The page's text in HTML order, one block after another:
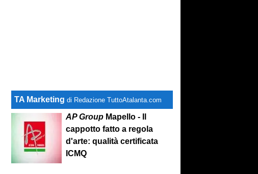
TA Marketing di Redazione TuttoAtalanta.com
AP Group Mapello - Il
cappotto fatto a regola
d'arte: qualità certificata
ICMQ